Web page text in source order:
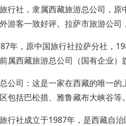
行社，隶属西藏旅游总公司，
游客一致好评。拉萨市旅游公司
年，原中国旅行社拉萨分社，
属西藏旅游总公司（国有企业）
公司：这是一家在西藏的唯一
包括巴松措、雅鲁藏布大峡谷等。
行社成立于1987年，是西藏自